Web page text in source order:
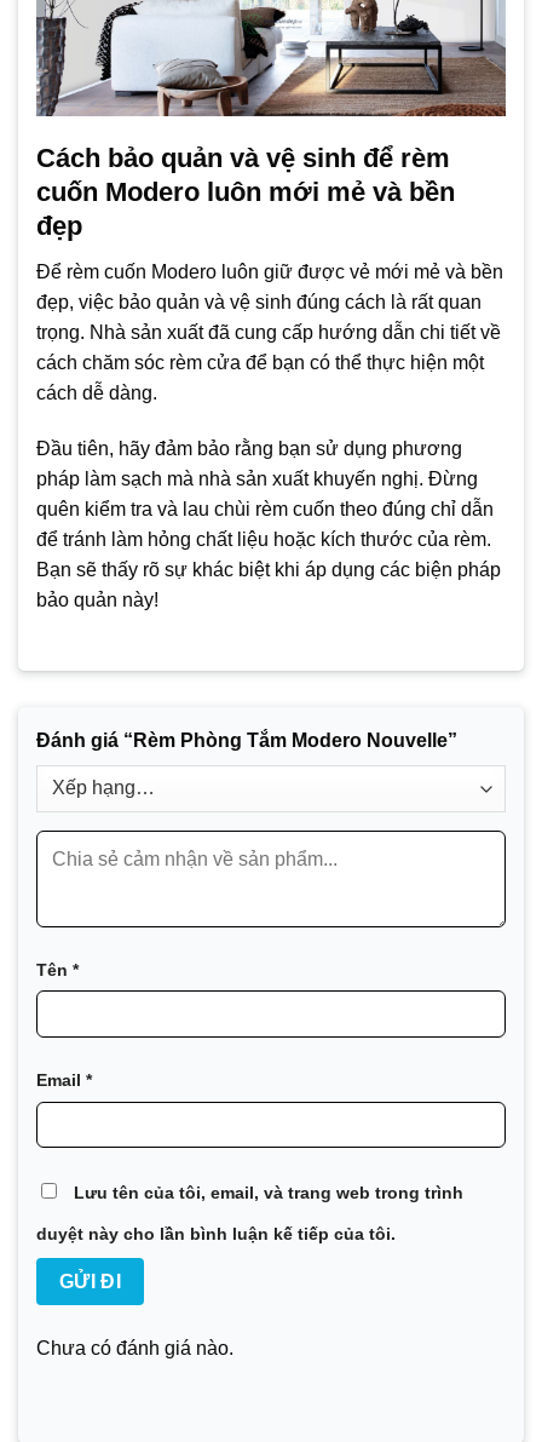
Cách bảo quản và vệ sinh để rèm
cuốn Modero luôn mới mẻ và bền
đẹp
Để rèm cuốn Modero luôn giữ được vẻ mới mẻ và bền
đẹp, việc bảo quản và vệ sinh đúng cách là rất quan
trọng. Nhà sản xuất đã cung cấp hướng dẫn chi tiết về
cách chăm sóc rèm cửa để bạn có thể thực hiện một
cách dễ dàng.
Đầu tiên, hãy đảm bảo rằng bạn sử dụng phương
pháp làm sạch mà nhà sản xuất khuyến nghị. Đừng
quên kiểm tra và lau chùi rèm cuốn theo đúng chỉ dẫn
để tránh làm hỏng chất liệu hoặc kích thước của rèm.
Bạn sẽ thấy rõ sự khác biệt khi áp dụng các biện pháp
bảo quản này!
Đánh giá “Rèm Phòng Tắm Modero Nouvelle”
Tên *
Email *
Lưu tên của tôi, email, và trang web trong trình
duyệt này cho lần bình luận kế tiếp của tôi.
Chưa có đánh giá nào.